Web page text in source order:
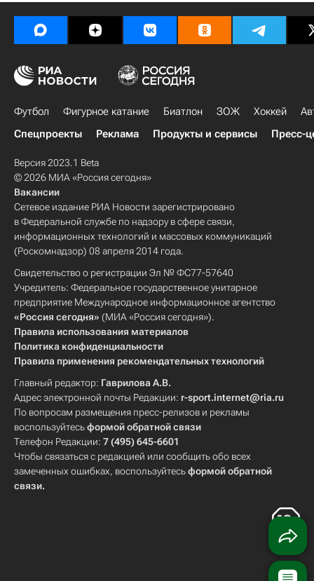
Футбол Фигурное катание Биатлон ЗОЖ Хоккей
Спецпроекты
Реклама Продукты и сервисы Пресс-
Версия 2023.1 Beta
© 2026 МИА «Россия сегодня»
Вакансии
Сетевое издание РИА Новости зарегистрировано
в Федеральной службе по надзору в сфере связи,
информационных технологий и массовых коммуникаций
(Роскомнадзор) 08 апреля 2014 года.
Свидетельство о регистрации Эл № ФС77-57640
Учредитель: Федеральное государственное унитарное
предприятие Международное информационное агентство
«Россия сегодня» (МИА «Россия сегодня»).
Правила использования материалов
Политика конфиденциальности
Правила применения рекомендательных технологий
Главный редактор: Гаврилова А.В.
Адрес электронной почты Редакции: r-sport.internet@ria.ru
По вопросам размещения пресс-релизов и рекламы
воспользуйтесьформой обратной связи
Телефон Редакции: 7 (495) 645-6601
Чтобы связаться с редакцией или сообщить обо всех
замеченных ошибках, воспользуйтесьформой обратной
связи.